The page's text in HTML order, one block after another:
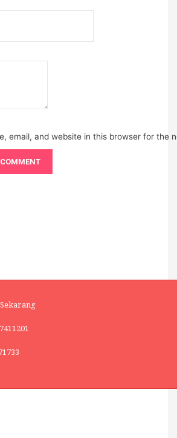
email, and website in this browser for the